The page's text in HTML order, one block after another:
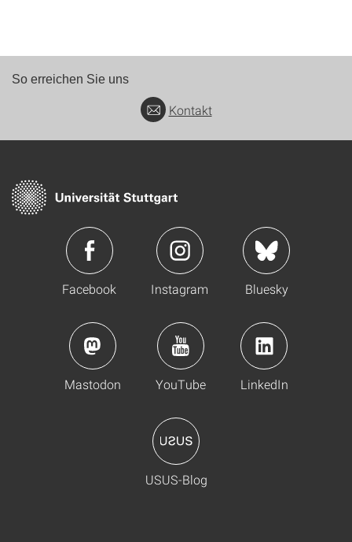
So erreichen Sie uns
Kontakt
Facebook Instagram Bluesky
Mastodon YouTube LinkedIn
USUS-Blog